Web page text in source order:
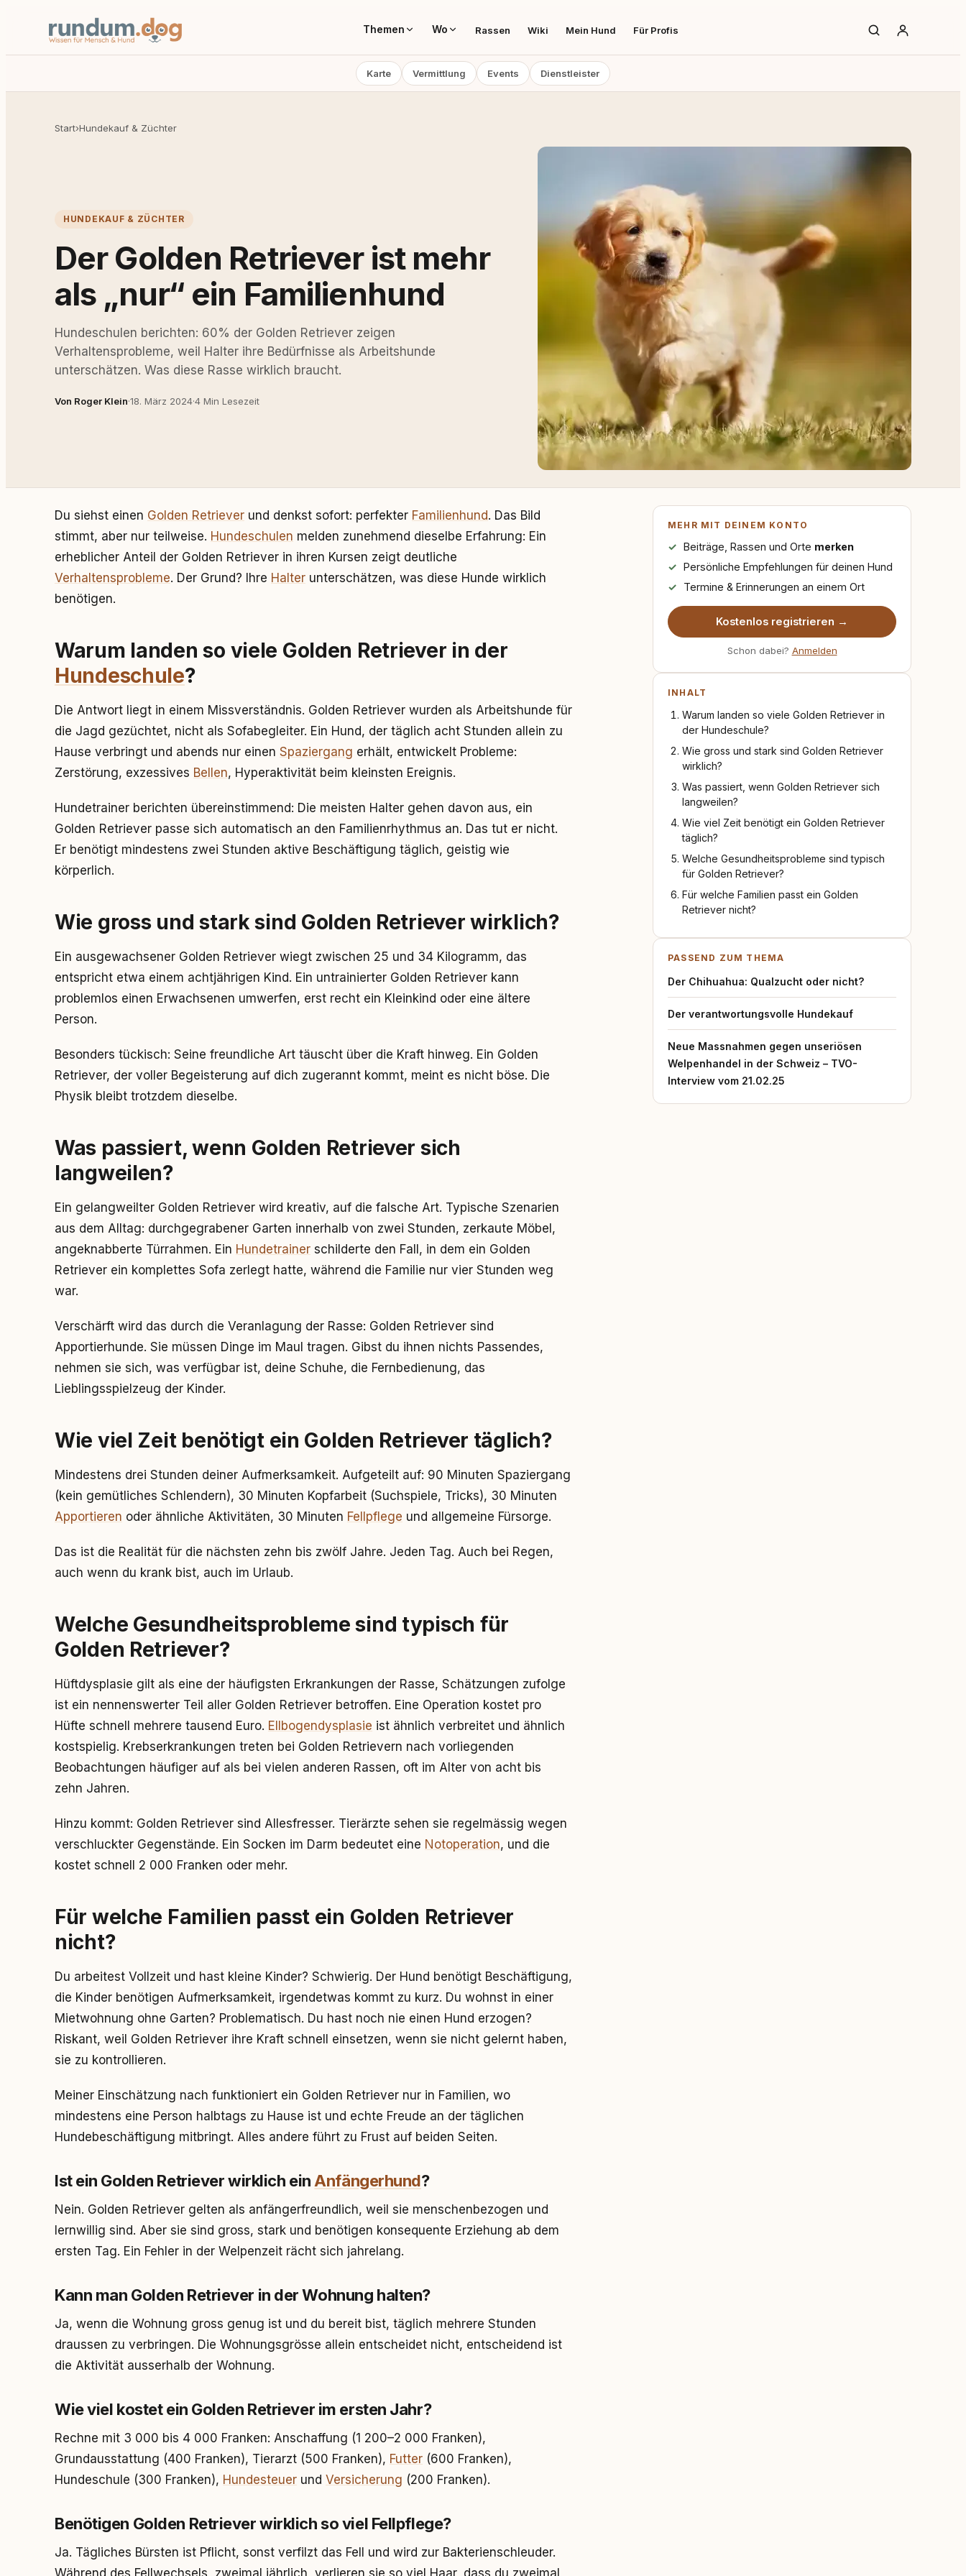
Themen Wo Rassen Wiki Mein Hund Für Profis
Karte Vermittlung Events Dienstleister
Start›Hundekauf & Züchter
HUNDEKAUF & ZÜCHTER
Der Golden Retriever ist mehr
als „nur“ ein Familienhund
Hundeschulen berichten: 60% der Golden Retriever zeigen
Verhaltensprobleme, weil Halter ihre Bedürfnisse als Arbeitshunde
unterschätzen. Was diese Rasse wirklich braucht.
Von Roger Klein·18. März 2024·4 Min Lesezeit
Du siehst einen Golden Retriever und denkst sofort: perfekter Familienhund. Das Bild
stimmt, aber nur teilweise. Hundeschulen melden zunehmend dieselbe Erfahrung: Ein
erheblicher Anteil der Golden Retriever in ihren Kursen zeigt deutliche
Verhaltensprobleme. Der Grund? Ihre Halter unterschätzen, was diese Hunde wirklich
benötigen.
Warum landen so viele Golden Retriever in der
Hundeschule?
Die Antwort liegt in einem Missverständnis. Golden Retriever wurden als Arbeitshunde für
die Jagd gezüchtet, nicht als Sofabegleiter. Ein Hund, der täglich acht Stunden allein zu
Hause verbringt und abends nur einen Spaziergang erhält, entwickelt Probleme:
Zerstörung, exzessives Bellen, Hyperaktivität beim kleinsten Ereignis.
Hundetrainer berichten übereinstimmend: Die meisten Halter gehen davon aus, ein
Golden Retriever passe sich automatisch an den Familienrhythmus an. Das tut er nicht.
Er benötigt mindestens zwei Stunden aktive Beschäftigung täglich, geistig wie
körperlich.
Wie gross und stark sind Golden Retriever wirklich?
Ein ausgewachsener Golden Retriever wiegt zwischen 25 und 34 Kilogramm, das
entspricht etwa einem achtjährigen Kind. Ein untrainierter Golden Retriever kann
problemlos einen Erwachsenen umwerfen, erst recht ein Kleinkind oder eine ältere
Person.
Besonders tückisch: Seine freundliche Art täuscht über die Kraft hinweg. Ein Golden
Retriever, der voller Begeisterung auf dich zugerannt kommt, meint es nicht böse. Die
Physik bleibt trotzdem dieselbe.
Was passiert, wenn Golden Retriever sich
langweilen?
Ein gelangweilter Golden Retriever wird kreativ, auf die falsche Art. Typische Szenarien
aus dem Alltag: durchgegrabener Garten innerhalb von zwei Stunden, zerkaute Möbel,
angeknabberte Türrahmen. Ein Hundetrainer schilderte den Fall, in dem ein Golden
Retriever ein komplettes Sofa zerlegt hatte, während die Familie nur vier Stunden weg
war.
Verschärft wird das durch die Veranlagung der Rasse: Golden Retriever sind
Apportierhunde. Sie müssen Dinge im Maul tragen. Gibst du ihnen nichts Passendes,
nehmen sie sich, was verfügbar ist, deine Schuhe, die Fernbedienung, das
Lieblingsspielzeug der Kinder.
Wie viel Zeit benötigt ein Golden Retriever täglich?
Mindestens drei Stunden deiner Aufmerksamkeit. Aufgeteilt auf: 90 Minuten Spaziergang
(kein gemütliches Schlendern), 30 Minuten Kopfarbeit (Suchspiele, Tricks), 30 Minuten
Apportieren oder ähnliche Aktivitäten, 30 Minuten Fellpflege und allgemeine Fürsorge.
Das ist die Realität für die nächsten zehn bis zwölf Jahre. Jeden Tag. Auch bei Regen,
auch wenn du krank bist, auch im Urlaub.
Welche Gesundheitsprobleme sind typisch für
Golden Retriever?
Hüftdysplasie gilt als eine der häufigsten Erkrankungen der Rasse, Schätzungen zufolge
ist ein nennenswerter Teil aller Golden Retriever betroffen. Eine Operation kostet pro
Hüfte schnell mehrere tausend Euro. Ellbogendysplasie ist ähnlich verbreitet und ähnlich
kostspielig. Krebserkrankungen treten bei Golden Retrievern nach vorliegenden
Beobachtungen häufiger auf als bei vielen anderen Rassen, oft im Alter von acht bis
zehn Jahren.
Hinzu kommt: Golden Retriever sind Allesfresser. Tierärzte sehen sie regelmässig wegen
verschluckter Gegenstände. Ein Socken im Darm bedeutet eine Notoperation, und die
kostet schnell 2 000 Franken oder mehr.
Für welche Familien passt ein Golden Retriever
nicht?
Du arbeitest Vollzeit und hast kleine Kinder? Schwierig. Der Hund benötigt Beschäftigung,
die Kinder benötigen Aufmerksamkeit, irgendetwas kommt zu kurz. Du wohnst in einer
Mietwohnung ohne Garten? Problematisch. Du hast noch nie einen Hund erzogen?
Riskant, weil Golden Retriever ihre Kraft schnell einsetzen, wenn sie nicht gelernt haben,
sie zu kontrollieren.
Meiner Einschätzung nach funktioniert ein Golden Retriever nur in Familien, wo
mindestens eine Person halbtags zu Hause ist und echte Freude an der täglichen
Hundebeschäftigung mitbringt. Alles andere führt zu Frust auf beiden Seiten.
Ist ein Golden Retriever wirklich ein Anfängerhund?
Nein. Golden Retriever gelten als anfängerfreundlich, weil sie menschenbezogen und
lernwillig sind. Aber sie sind gross, stark und benötigen konsequente Erziehung ab dem
ersten Tag. Ein Fehler in der Welpenzeit rächt sich jahrelang.
Kann man Golden Retriever in der Wohnung halten?
Ja, wenn die Wohnung gross genug ist und du bereit bist, täglich mehrere Stunden
draussen zu verbringen. Die Wohnungsgrösse allein entscheidet nicht, entscheidend ist
die Aktivität ausserhalb der Wohnung.
Wie viel kostet ein Golden Retriever im ersten Jahr?
Rechne mit 3 000 bis 4 000 Franken: Anschaffung (1 200–2 000 Franken),
Grundausstattung (400 Franken), Tierarzt (500 Franken), Futter (600 Franken),
Hundeschule (300 Franken), Hundesteuer und Versicherung (200 Franken).
Benötigen Golden Retriever wirklich so viel Fellpflege?
Ja. Tägliches Bürsten ist Pflicht, sonst verfilzt das Fell und wird zur Bakterienschleuder.
Während des Fellwechsels, zweimal jährlich, verlieren sie so viel Haar, dass du zweimal
MEHR MIT DEINEM KONTO
Beiträge, Rassen und Orte merken
Persönliche Empfehlungen für deinen Hund
Termine & Erinnerungen an einem Ort
Kostenlos registrieren →
Schon dabei? Anmelden
INHALT
Warum landen so viele Golden Retriever in
der Hundeschule?
Wie gross und stark sind Golden Retriever
wirklich?
Was passiert, wenn Golden Retriever sich
langweilen?
Wie viel Zeit benötigt ein Golden Retriever
täglich?
Welche Gesundheitsprobleme sind typisch
für Golden Retriever?
Für welche Familien passt ein Golden
Retriever nicht?
PASSEND ZUM THEMA
Der Chihuahua: Qualzucht oder nicht?
Der verantwortungsvolle Hundekauf
Neue Massnahmen gegen unseriösen
Welpenhandel in der Schweiz – TVO-
Interview vom 21.02.25